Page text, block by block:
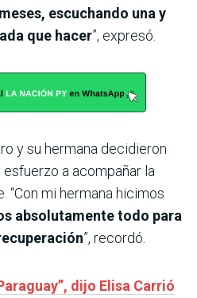
escuchando una y
que hacer”, expresó.
y su hermana decidieron
a acompañar la
“Con mi hermana hicimos
absolutamente todo para
”, recordó.
dijo Elisa Carrió